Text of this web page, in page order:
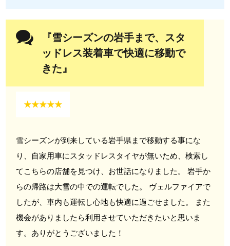
『雪シーズンの岩手まで、スタ
ッドレス装着車で快適に移動で
きた』
★★★★★
雪シーズンが到来している岩手県まで移動する事にな
り、自家用車にスタッドレスタイヤが無いため、検索し
てこちらの店舗を見つけ、お世話になりました。 岩手か
らの帰路は大雪の中での運転でした。 ヴェルファイアで
したが、車内も運転し心地も快適に過ごせました。 また
機会がありましたら利用させていただきたいと思いま
す。ありがとうございました！